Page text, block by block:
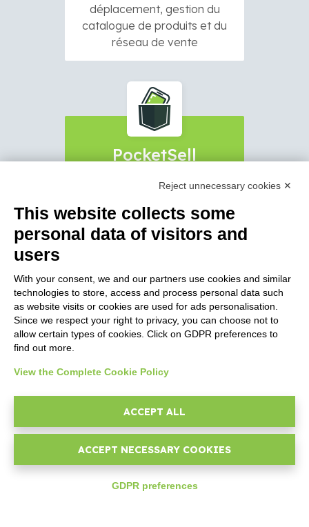
déplacement, gestion du
catalogue de produits et du
réseau de vente
PocketSell
Collecte de Commandes,
copie commission et vente
directe en ligne et hors ligne
Invoice4Cloud
Facturation rapide, creation
XML factures, gestion devis,
calendrier écheances et
entrepôts.
Reject unnecessary cookies ✕
This website collects some
personal data of visitors and
users
With your consent, we and our partners use cookies and similar
technologies to store, access and process personal data such
as website visits or cookies are used for ads personalisation.
Since we respect your right to privacy, you can choose not to
allow certain types of cookies. Click on GDPR preferences to
find out more.
View the Complete Cookie Policy
ACCEPT ALL
ACCEPT NECESSARY COOKIES
GDPR preferences